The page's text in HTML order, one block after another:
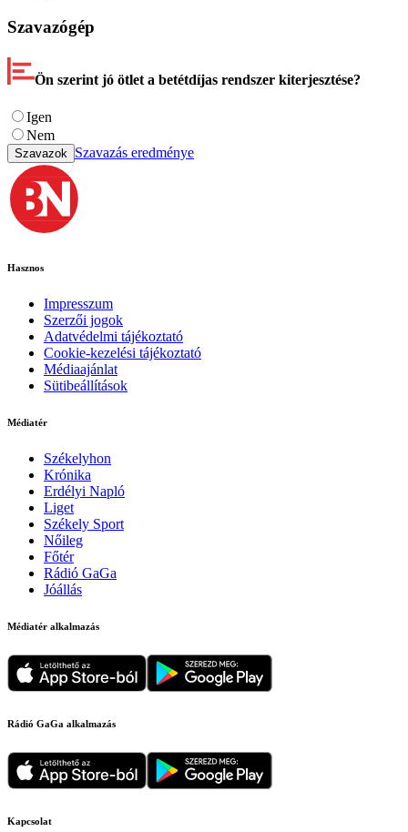
Szavazógép
Ön szerint jó ötlet a betétdíjas rendszer kiterjesztése?
Igen
Nem
Szavazok Szavazás eredménye
Hasznos
Impresszum
Szerzői jogok
Adatvédelmi tájékoztató
Cookie-kezelési tájékoztató
Médiaajánlat
Sütibeállítások
Médiatér
Székelyhon
Krónika
Erdélyi Napló
Liget
Székely Sport
Nőileg
Főtér
Rádió GaGa
Jóállás
Médiatér alkalmazás
Rádió GaGa alkalmazás
Kapcsolat